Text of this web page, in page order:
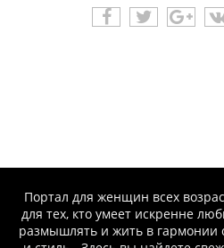
-- Самое большое богатство — это
глупость. Из всех страхов самый
Портал для женщин всех
для тех, кто умеет искренне
размышлять и жить в гармонии